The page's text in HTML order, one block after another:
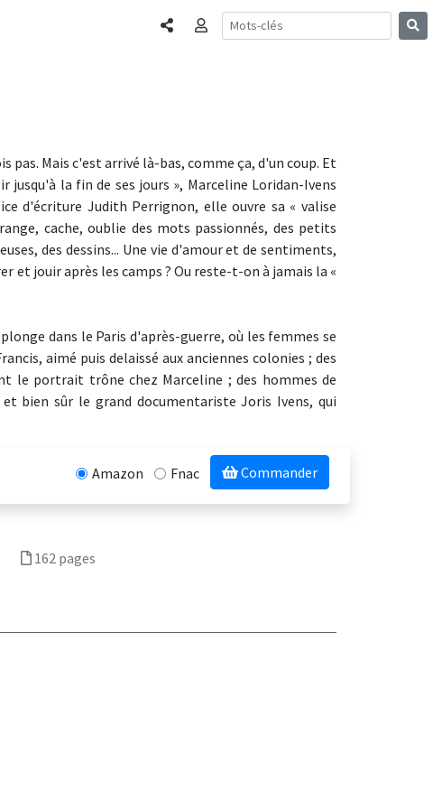
PartagerConnexion
pas. Mais c'est arrivé là-bas, comme ça, d'un coup. Et
jusqu'à la fin de ses jours », Marceline Loridan-Ivens
d'écriture Judith Perrignon, elle ouvre sa « valise
cache, oublie des mots passionnés, des petits
des dessins... Une vie d'amour et de sentiments,
et jouir après les camps ? Ou reste-t-on à jamais la «
dans le Paris d'après-guerre, où les femmes se
aimé puis delaissé aux anciennes colonies ; des
le portrait trône chez Marceline ; des hommes de
bien sûr le grand documentariste Joris Ivens, qui
Amazon Fnac Commander
162 pages